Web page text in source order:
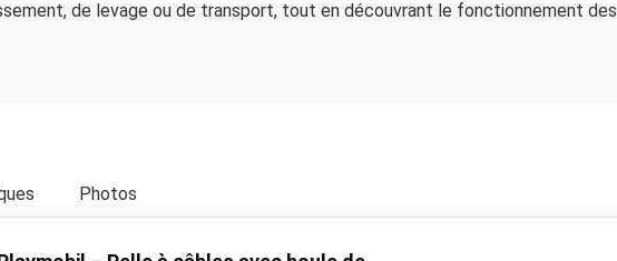
de levage ou de transport, tout en découvrant le fonctionnement des
Photos